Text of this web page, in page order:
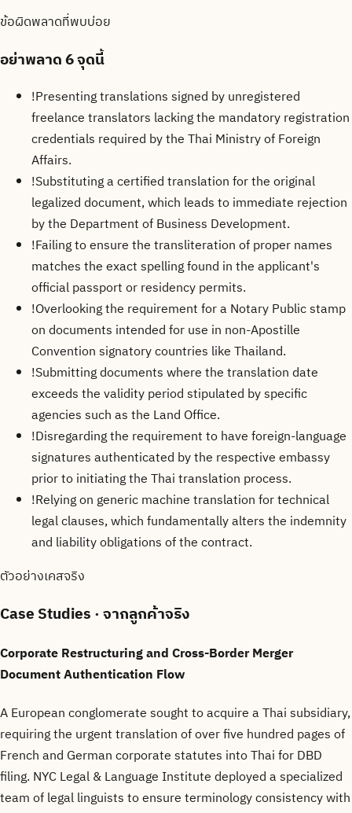
ข้อผิดพลาดที่พบบ่อย
อย่าพลาด6 จุดนี้
!Presenting translations signed by unregistered
freelance translators lacking the mandatory registration
credentials required by the Thai Ministry of Foreign
Affairs.
!Substituting a certified translation for the original
legalized document, which leads to immediate rejection
by the Department of Business Development.
!Failing to ensure the transliteration of proper names
matches the exact spelling found in the applicant's
official passport or residency permits.
!Overlooking the requirement for a Notary Public stamp
on documents intended for use in non-Apostille
Convention signatory countries like Thailand.
!Submitting documents where the translation date
exceeds the validity period stipulated by specific
agencies such as the Land Office.
!Disregarding the requirement to have foreign-language
signatures authenticated by the respective embassy
prior to initiating the Thai translation process.
!Relying on generic machine translation for technical
legal clauses, which fundamentally alters the indemnity
and liability obligations of the contract.
ตัวอย่างเคสจริง
Case Studies· จากลูกค้าจริง
Corporate Restructuring and Cross-Border Merger
Document Authentication Flow
A European conglomerate sought to acquire a Thai subsidiary,
requiring the urgent translation of over five hundred pages of
French and German corporate statutes into Thai for DBD
filing. NYC Legal & Language Institute deployed a specialized
team of legal linguists to ensure terminology consistency with